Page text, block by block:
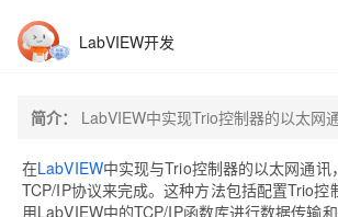
LabVIEW开发
简介： LabVIEW中实现Trio控制器的以太网
在LabVIEW中实现与Trio控制器的以太网通讯
TCP/IP协议来完成。这种方法包括配置Trio控
用LabVIEW中的TCP/IP函数库进行数据传输